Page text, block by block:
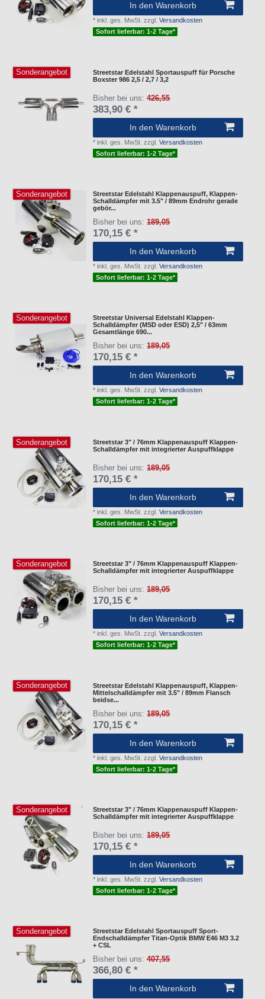
In den Warenkorb
*inkl. ges. MwSt. zzgl.Versandkosten
Sofort lieferbar: 1-2 Tage*
Sonderangebot
Streetstar Edelstahl Sportauspuff für Porsche
Boxster 986 2,5 / 2,7 / 3,2
Bisher bei uns:426,55
383,90 € *
In den Warenkorb
*inkl. ges. MwSt. zzgl.Versandkosten
Sofort lieferbar: 1-2 Tage*
Sonderangebot
Streetstar Edelstahl Klappenauspuff, Klappen-
Schalldämpfer mit 3.5" / 89mm Endrohr gerade
gebör...
Bisher bei uns:189,05
170,15 € *
In den Warenkorb
*inkl. ges. MwSt. zzgl.Versandkosten
Sofort lieferbar: 1-2 Tage*
Sonderangebot
Streetstar Universal Edelstahl Klappen-
Schalldämpfer (MSD oder ESD) 2,5" / 63mm
Gesamtlänge 690...
Bisher bei uns:189,05
170,15 € *
In den Warenkorb
*inkl. ges. MwSt. zzgl.Versandkosten
Sofort lieferbar: 1-2 Tage*
Sonderangebot
Streetstar 3" / 76mm Klappenauspuff Klappen-
Schalldämpfer mit integrierter Auspuffklappe
Bisher bei uns:189,05
170,15 € *
In den Warenkorb
*inkl. ges. MwSt. zzgl.Versandkosten
Sofort lieferbar: 1-2 Tage*
Sonderangebot
Streetstar 3" / 76mm Klappenauspuff Klappen-
Schalldämpfer mit integrierter Auspuffklappe
Bisher bei uns:189,05
170,15 € *
In den Warenkorb
*inkl. ges. MwSt. zzgl.Versandkosten
Sofort lieferbar: 1-2 Tage*
Sonderangebot
Streetstar Edelstahl Klappenauspuff, Klappen-
Mittelschalldämpfer mit 3.5" / 89mm Flansch
beidse...
Bisher bei uns:189,05
170,15 € *
In den Warenkorb
*inkl. ges. MwSt. zzgl.Versandkosten
Sofort lieferbar: 1-2 Tage*
Sonderangebot
Streetstar 3" / 76mm Klappenauspuff Klappen-
Schalldämpfer mit integrierter Auspuffklappe
Bisher bei uns:189,05
170,15 € *
In den Warenkorb
*inkl. ges. MwSt. zzgl.Versandkosten
Sofort lieferbar: 1-2 Tage*
Sonderangebot
Streetstar Edelstahl Sportauspuff Sport-
Endschalldämpfer Titan-Optik BMW E46 M3 3.2
+ CSL
Bisher bei uns:407,55
366,80 € *
In den Warenkorb